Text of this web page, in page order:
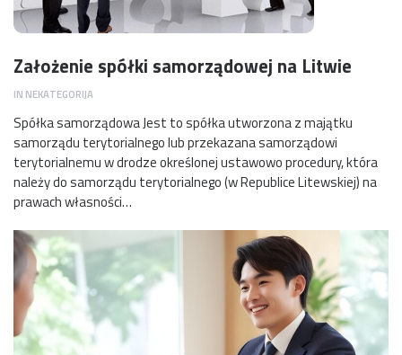
Założenie spółki samorządowej na Litwie
IN NEKATEGORIJA
Spółka samorządowa Jest to spółka utworzona z majątku
samorządu terytorialnego lub przekazana samorządowi
terytorialnemu w drodze określonej ustawowo procedury, która
należy do samorządu terytorialnego (w Republice Litewskiej) na
prawach własności…